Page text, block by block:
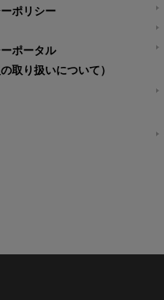
ポリシー
ポータル
取り扱いについて）